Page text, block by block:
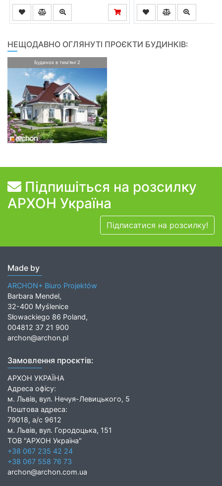
НЕЩОДАВНО ОГЛЯНУТІ ПРОЄКТИ БУДИНКІВ:
Будинок в тим'яні 2
Підпишіться на розсилку
АРХОН Україна
Підписатися на розсилку!
Made by
ARCHON+ Biuro Projektów
Barbara Mendel,
32-400 Myślenice
Słowackiego 86 Poland,
004812 37 21 900
archon@archon.pl
Замовлення проєктів:
АРХОН УКРАЇНА
Адреса офісу:
м. Львів, вул. Нечуя-Левицького, 5
Поштова адреса:
79018, а/с 9612
м. Львів, вул. Городоцька, 151
ТОВ "АРХОН Україна"
+38 067 235 42 24
+38 067 558 76 73
archon@archon.com.ua